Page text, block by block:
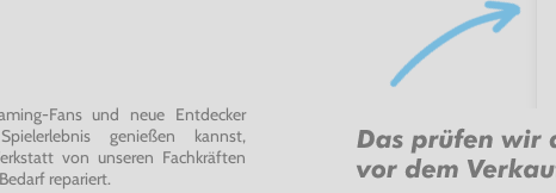
Fans und neue Entdecker
genießen kannst,
von unseren Fachkräften
repariert.